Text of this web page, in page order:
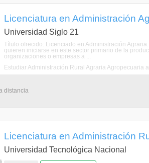
Licenciatura en Administración
Universidad Siglo 21
Título ofrecido: Licenciado en Administración
quieren iniciarse en este sector primario de la
organizaciones o empresas a ...
Estudiar Administración Rural Agraria Agropecuaria
distancia
Licenciatura en Administración
Universidad Tecnológica Nacional